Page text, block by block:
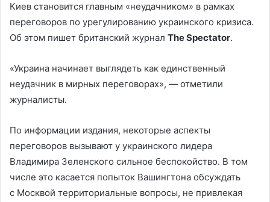
Киев становится главным «неудачником» в рамках
переговоров по урегулированию украинского кризиса.
Об этом пишет британский журнал The Spectator.
«Украина начинает выглядеть как единственный
неудачник в мирных переговорах», — отметили
журналисты.
По информации издания, некоторые аспекты
переговоров вызывают у украинского лидера
Владимира Зеленского сильное беспокойство. В том
числе это касается попыток Вашингтона обсуждать
с Москвой территориальные вопросы, не привлекая